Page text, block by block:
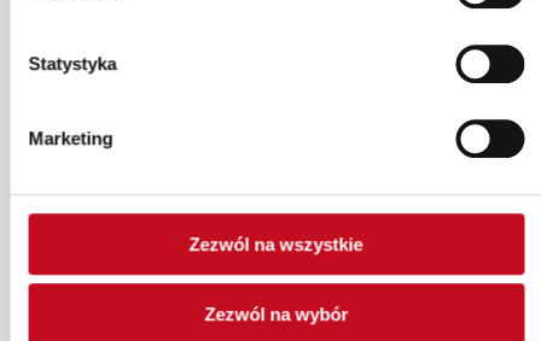
Statystyka
Marketing
Zezwól na wszystkie
Zezwól na wybór
Tel: +48 22 206 84 50
Follow us
Employer’s Profile